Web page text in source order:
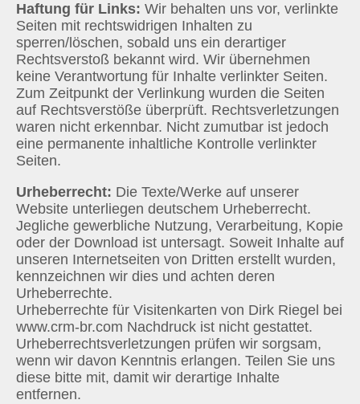
Haftung für Links: Wir behalten uns vor, verlinkte
Seiten mit rechtswidrigen Inhalten zu
sperren/löschen, sobald uns ein derartiger
Rechtsverstoß bekannt wird. Wir übernehmen
keine Verantwortung für Inhalte verlinkter Seiten.
Zum Zeitpunkt der Verlinkung wurden die Seiten
auf Rechtsverstöße überprüft. Rechtsverletzungen
waren nicht erkennbar. Nicht zumutbar ist jedoch
eine permanente inhaltliche Kontrolle verlinkter
Seiten.
Urheberrecht: Die Texte/Werke auf unserer
Website unterliegen deutschem Urheberrecht.
Jegliche gewerbliche Nutzung, Verarbeitung, Kopie
oder der Download ist untersagt. Soweit Inhalte auf
unseren Internetseiten von Dritten erstellt wurden,
kennzeichnen wir dies und achten deren
Urheberrechte.
Urheberrechte für Visitenkarten von Dirk Riegel bei
www.crm-br.com Nachdruck ist nicht gestattet.
Urheberrechtsverletzungen prüfen wir sorgsam,
wenn wir davon Kenntnis erlangen. Teilen Sie uns
diese bitte mit, damit wir derartige Inhalte
entfernen.